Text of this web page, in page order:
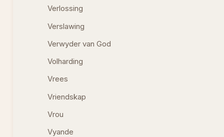
Verlossing
Verslawing
Verwyder van God
Volharding
Vrees
Vriendskap
Vrou
Vyande